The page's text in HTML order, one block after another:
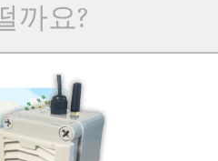
까요?